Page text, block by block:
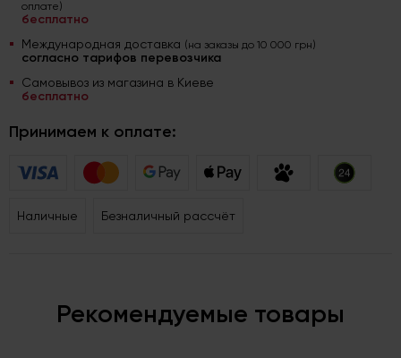
оплате)
бесплатно
Международная доставка (на заказы до 10 000 грн)
согласно тарифов перевозчика
Самовывоз из магазина в Киеве
бесплатно
Принимаем к оплате:
Наличные Безналичный рассчёт
Рекомендуемые товары